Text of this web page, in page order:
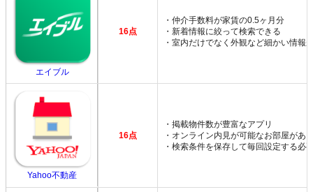
エイブル
16点
・仲介手数料が家賃の0.5ヶ月分
・新着情報に絞って検索できる
・室内だけでなく外観など細かい情報
Yahoo不動産
16点
・掲載物件数が豊富なアプリ
・オンライン内見が可能なお部屋があ
・検索条件を保存して毎回設定する必